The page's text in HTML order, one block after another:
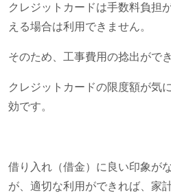
クレジットカードは手数料負担
える場合は利用できません。
そのため、工事費用の捻出がで
クレジットカードの限度額が気
効です。
借り入れ（借金）に良い印象が
が、適切な利用ができれば、家